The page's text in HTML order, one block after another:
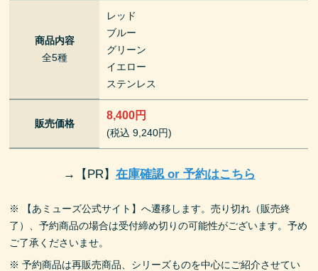
商品内容
全5種
レッド
ブルー
グリーン
イエロー
ステンレス
販売価格
8,400円
(税込 9,240円)
→ 【PR】 在庫確認 or 予約はこちら
※ 【あミューズ公式サイト】へ遷移します。売り切れ（販売終
了）、予約商品の場合は受付締め切りの可能性がございます。予め
ご了承くださいませ。
※ 予約商品は再販売商品、シリーズものを中心にご紹介させてい